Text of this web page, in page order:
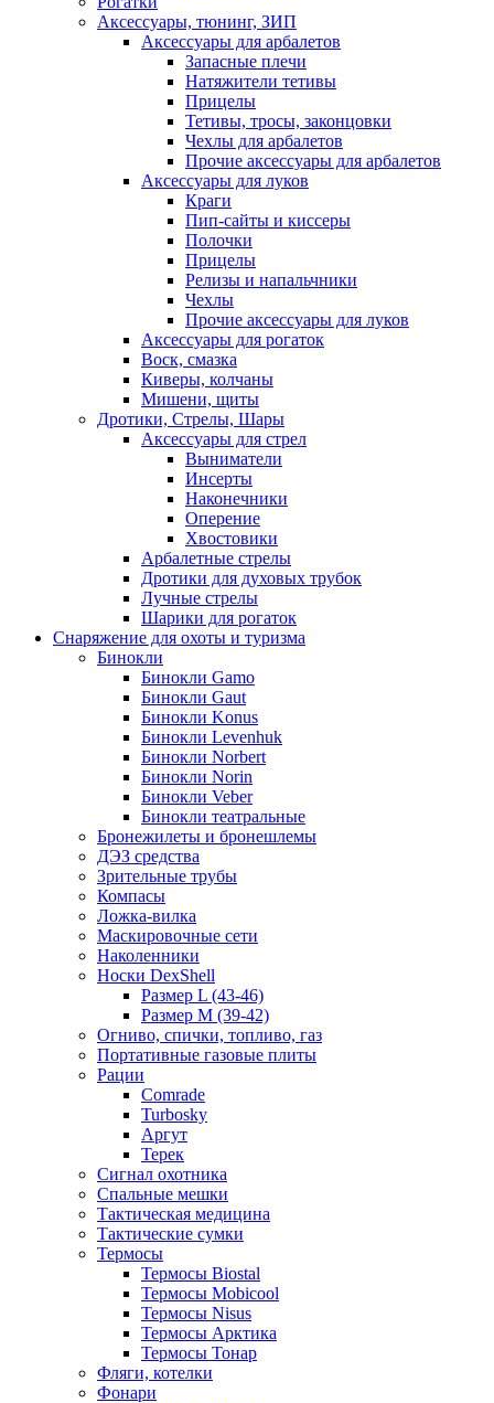
Аксессуары, тюнинг, ЗИП
Аксессуары для арбалетов
Запасные плечи
Натяжители тетивы
Прицелы
Тетивы, тросы, законцовки
Чехлы для арбалетов
Прочие аксессуары для арбалетов
Аксессуары для луков
Краги
Пип-сайты и киссеры
Полочки
Прицелы
Релизы и напальчники
Чехлы
Прочие аксессуары для луков
Аксессуары для рогаток
Воск, смазка
Киверы, колчаны
Мишени, щиты
Дротики, Стрелы, Шары
Аксессуары для стрел
Выниматели
Инсерты
Наконечники
Оперение
Хвостовики
Арбалетные стрелы
Дротики для духовых трубок
Лучные стрелы
Шарики для рогаток
Снаряжение для охоты и туризма
Бинокли
Бинокли Gamo
Бинокли Gaut
Бинокли Konus
Бинокли Levenhuk
Бинокли Norbert
Бинокли Norin
Бинокли Veber
Бинокли театральные
Бронежилеты и бронешлемы
ДЭЗ средства
Зрительные трубы
Компасы
Ложка-вилка
Маскировочные сети
Наколенники
Носки DexShell
Размер L (43-46)
Размер M (39-42)
Огниво, спички, топливо, газ
Портативные газовые плиты
Рации
Comrade
Turbosky
Аргут
Терек
Сигнал охотника
Спальные мешки
Тактическая медицина
Тактические сумки
Термосы
Термосы Biostal
Термосы Mobicool
Термосы Nisus
Термосы Арктика
Термосы Тонар
Фляги, котелки
Фонари